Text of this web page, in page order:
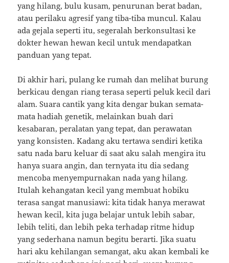
yang hilang, bulu kusam, penurunan berat badan,
atau perilaku agresif yang tiba-tiba muncul. Kalau
ada gejala seperti itu, segeralah berkonsultasi ke
dokter hewan hewan kecil untuk mendapatkan
panduan yang tepat.
Di akhir hari, pulang ke rumah dan melihat burung
berkicau dengan riang terasa seperti peluk kecil dari
alam. Suara cantik yang kita dengar bukan semata-
mata hadiah genetik, melainkan buah dari
kesabaran, peralatan yang tepat, dan perawatan
yang konsisten. Kadang aku tertawa sendiri ketika
satu nada baru keluar di saat aku salah mengira itu
hanya suara angin, dan ternyata itu dia sedang
mencoba menyempurnakan nada yang hilang.
Itulah kehangatan kecil yang membuat hobiku
terasa sangat manusiawi: kita tidak hanya merawat
hewan kecil, kita juga belajar untuk lebih sabar,
lebih teliti, dan lebih peka terhadap ritme hidup
yang sederhana namun begitu berarti. Jika suatu
hari aku kehilangan semangat, aku akan kembali ke